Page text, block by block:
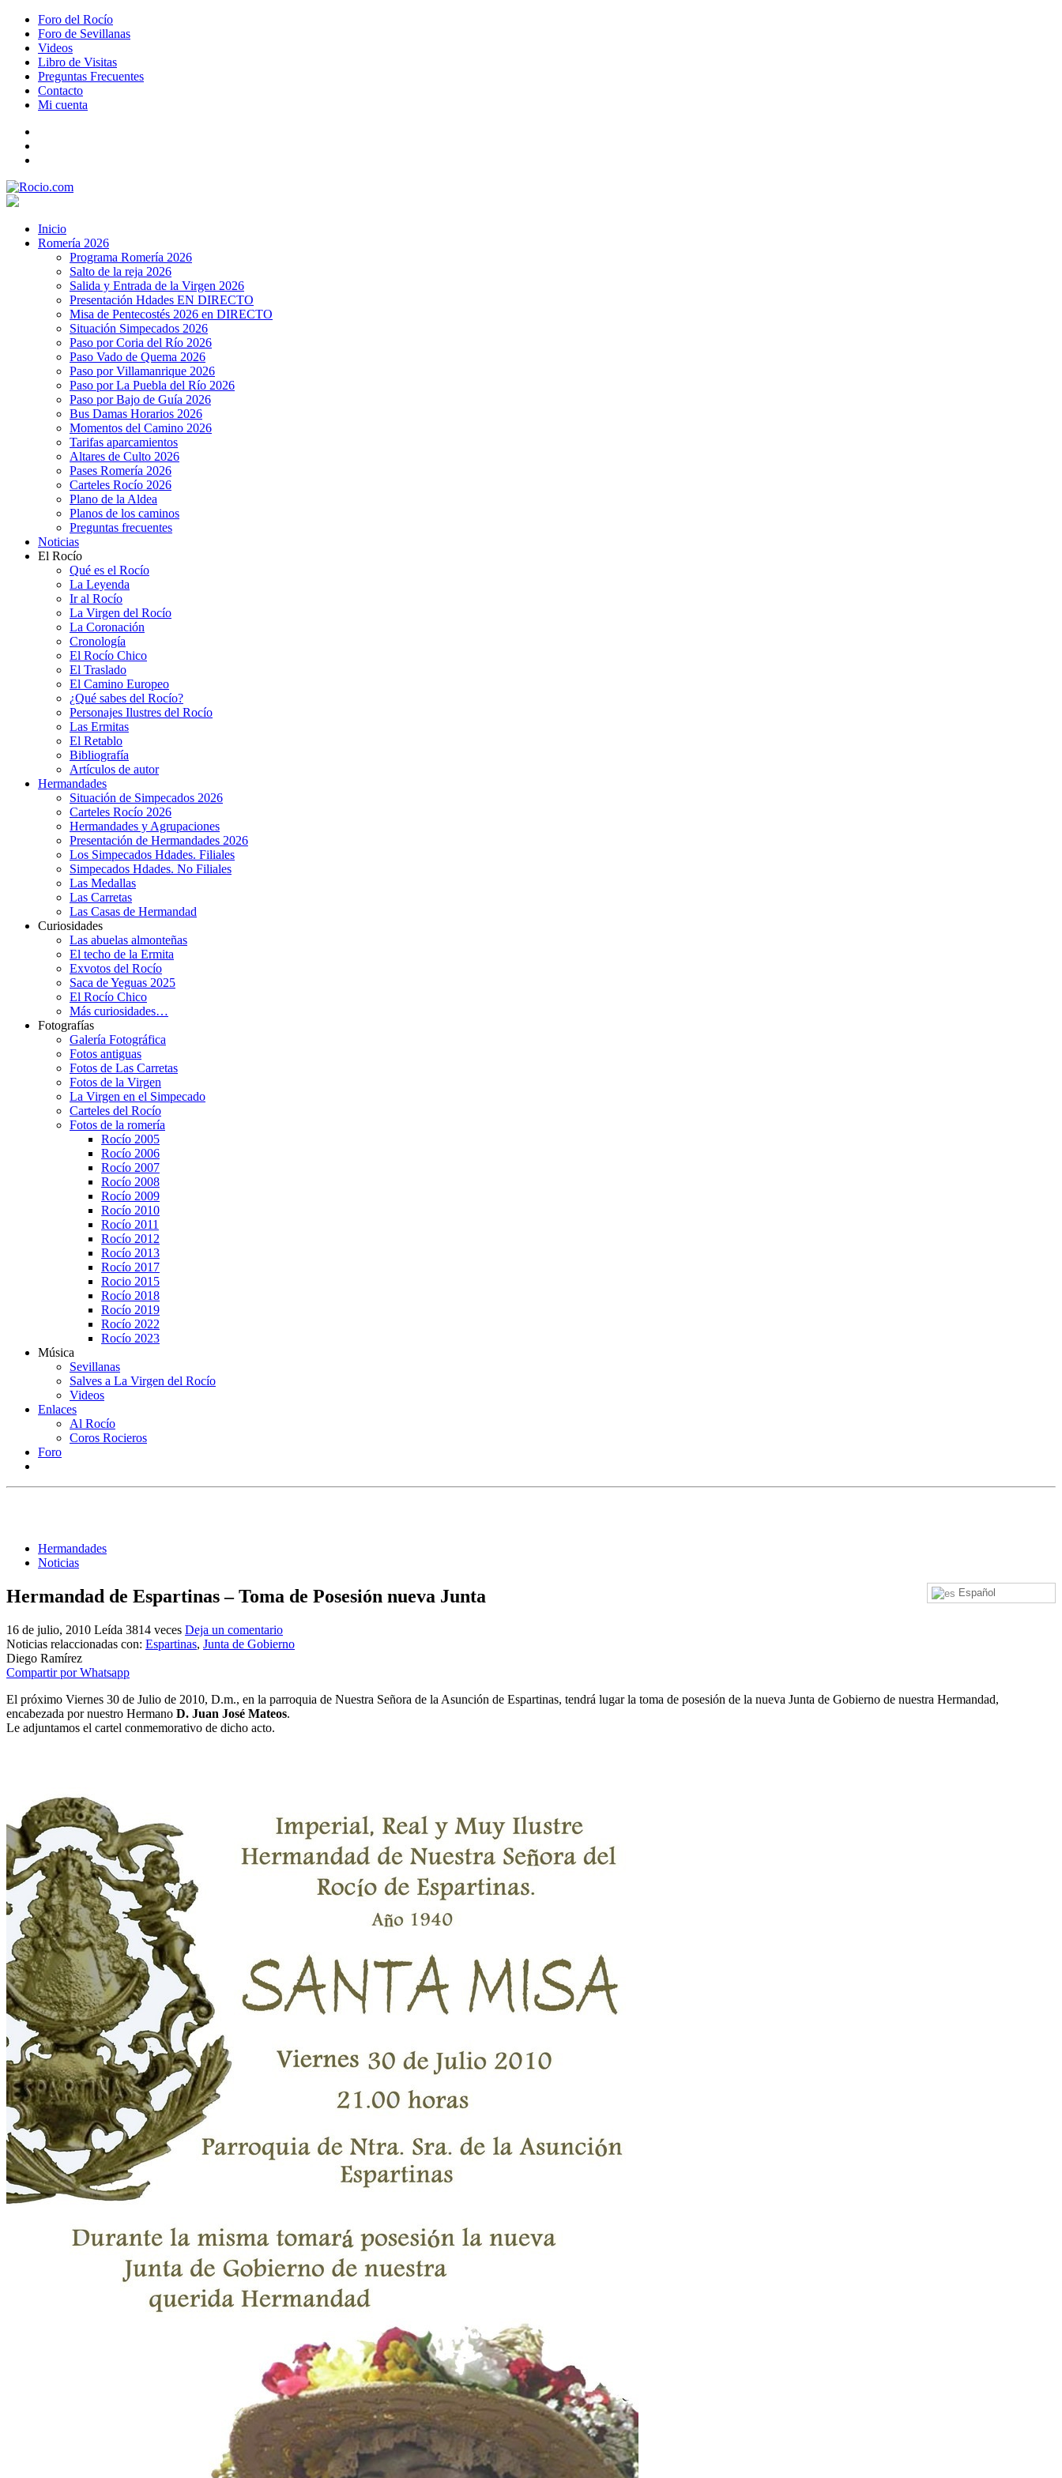
Foro del Rocío
Foro de Sevillanas
Videos
Libro de Visitas
Preguntas Frecuentes
Contacto
Mi cuenta
Inicio
Romería 2026
Programa Romería 2026
Salto de la reja 2026
Salida y Entrada de la Virgen 2026
Presentación Hdades EN DIRECTO
Misa de Pentecostés 2026 en DIRECTO
Situación Simpecados 2026
Paso por Coria del Río 2026
Paso Vado de Quema 2026
Paso por Villamanrique 2026
Paso por La Puebla del Río 2026
Paso por Bajo de Guía 2026
Bus Damas Horarios 2026
Momentos del Camino 2026
Tarifas aparcamientos
Altares de Culto 2026
Pases Romería 2026
Carteles Rocío 2026
Plano de la Aldea
Planos de los caminos
Preguntas frecuentes
Noticias
El Rocío
Qué es el Rocío
La Leyenda
Ir al Rocío
La Virgen del Rocío
La Coronación
Cronología
El Rocío Chico
El Traslado
El Camino Europeo
¿Qué sabes del Rocío?
Personajes Ilustres del Rocío
Las Ermitas
El Retablo
Bibliografía
Artículos de autor
Hermandades
Situación de Simpecados 2026
Carteles Rocío 2026
Hermandades y Agrupaciones
Presentación de Hermandades 2026
Los Simpecados Hdades. Filiales
Simpecados Hdades. No Filiales
Las Medallas
Las Carretas
Las Casas de Hermandad
Curiosidades
Las abuelas almonteñas
El techo de la Ermita
Exvotos del Rocío
Saca de Yeguas 2025
El Rocío Chico
Más curiosidades…
Fotografías
Galería Fotográfica
Fotos antiguas
Fotos de Las Carretas
Fotos de la Virgen
La Virgen en el Simpecado
Carteles del Rocío
Fotos de la romería
Rocío 2005
Rocío 2006
Rocío 2007
Rocío 2008
Rocío 2009
Rocío 2010
Rocío 2011
Rocío 2012
Rocío 2013
Rocío 2017
Rocio 2015
Rocío 2018
Rocío 2019
Rocío 2022
Rocío 2023
Música
Sevillanas
Salves a La Virgen del Rocío
Videos
Enlaces
Al Rocío
Coros Rocieros
Foro
Hermandades
Noticias
Español
Hermandad de Espartinas – Toma de Posesión nueva Junta
16 de julio, 2010 Leída 3814 veces Deja un comentario
Noticias relaccionadas con: Espartinas, Junta de Gobierno
Diego Ramírez
Compartir por Whatsapp
El próximo Viernes 30 de Julio de 2010, D.m., en la parroquia de Nuestra Señora de la Asunción de Espartinas, tendrá lugar la toma de posesión de la nueva Junta de Gobierno de nuestra Hermandad,
encabezada por nuestro Hermano D. Juan José Mateos.
Le adjuntamos el cartel conmemorativo de dicho acto.